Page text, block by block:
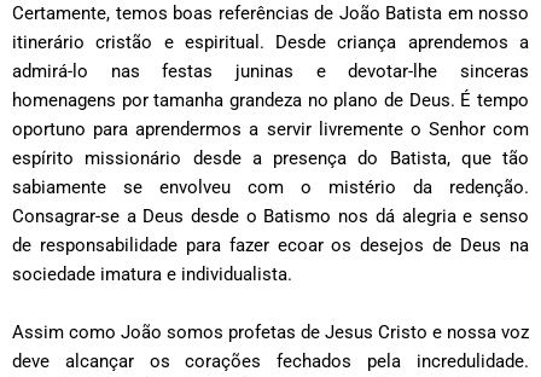
Certamente, temos boas referências de João Batista em nosso
itinerário cristão e espiritual. Desde criança aprendemos a
admirá-lo nas festas juninas e devotar-lhe sinceras
homenagens por tamanha grandeza no plano de Deus. É tempo
oportuno para aprendermos a servir livremente o Senhor com
espírito missionário desde a presença do Batista, que tão
sabiamente se envolveu com o mistério da redenção.
Consagrar-se a Deus desde o Batismo nos dá alegria e senso
de responsabilidade para fazer ecoar os desejos de Deus na
sociedade imatura e individualista.
Assim como João somos profetas de Jesus Cristo e nossa voz
deve alcançar os corações fechados pela incredulidade.